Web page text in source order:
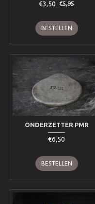
€3,50 €5,95
BESTELLEN
ONDERZETTER PMR
€6,50
BESTELLEN